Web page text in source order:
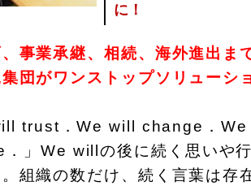
に！
事業承継、相続、海外進出ま
団がワンストップソリューシ
trust．We will change．
」We willの後に続く思いや
組織の数だけ、続く言葉は存